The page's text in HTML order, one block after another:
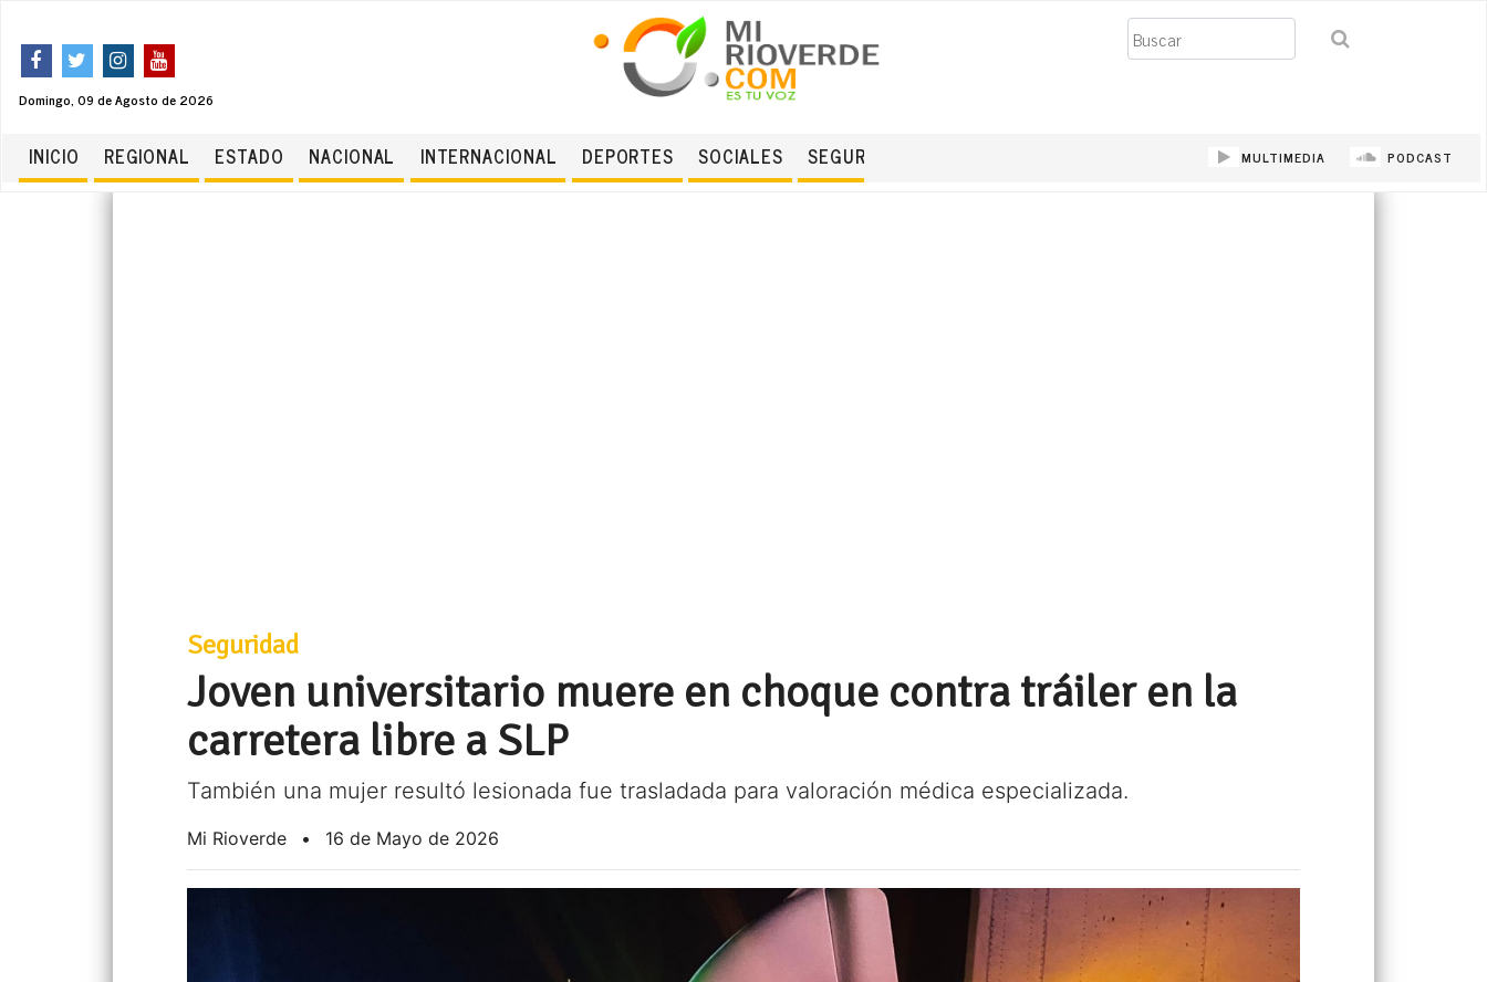
Domingo, 09 de Agosto de 2026
Buscar
INICIO REGIONAL ESTADO NACIONAL INTERNACIONAL DEPORTES SOCIALES SEGURIDAD MULTIMEDIA PODCAST
Seguridad
Joven universitario muere en choque contra tráiler en la
carretera libre a SLP
También una mujer resultó lesionada fue trasladada para valoración médica especializada.
Mi Rioverde • 16 de Mayo de 2026